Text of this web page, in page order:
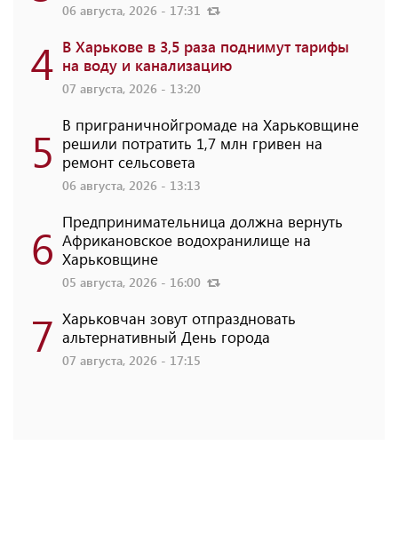
06 августа, 2026 - 17:31
4 В Харькове в 3,5 раза поднимут тарифы
на воду и канализацию
07 августа, 2026 - 13:20
5 В приграничнойгромаде на Харьковщине
решили потратить 1,7 млн ​​гривен на
ремонт сельсовета
06 августа, 2026 - 13:13
6 Предпринимательница должна вернуть
Африкановское водохранилище на
Харьковщине
05 августа, 2026 - 16:00
7 Харьковчан зовут отпраздновать
альтернативный День города
07 августа, 2026 - 17:15